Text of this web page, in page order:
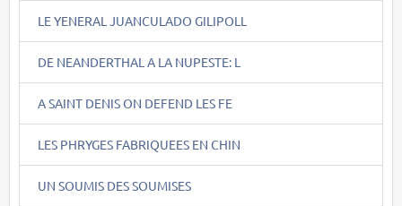
LE YENERAL JUANCULADO GILIPOLL
DE NEANDERTHAL A LA NUPESTE: L
A SAINT DENIS ON DEFEND LES FE
LES PHRYGES FABRIQUEES EN CHIN
UN SOUMIS DES SOUMISES